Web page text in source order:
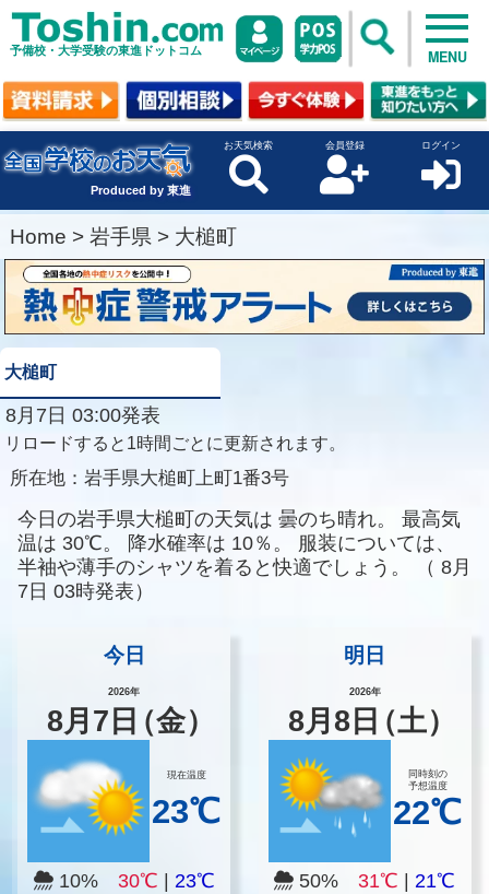
予備校・大学受験の東進ドットコム MENU
Produced by 東進
お天気検索 会員登録 ログイン
Home > 岩手県 > 大槌町
大槌町
8月7日 03:00発表
リロードすると1時間ごとに更新されます。
所在地： 岩手県大槌町上町1番3号
今日の岩手県大槌町の天気は 曇のち晴れ。
最高気
温は 30℃。 降水確率は 10％。
服装については、
半袖や薄手のシャツを着ると快適でしょう。
（ 8月
7日 03時発表）
今日
2026年
8月 7 日（金）
現在温度
23℃
10% 30℃ 23℃
明日
2026年
8月8 日（土）
同時刻の
予想温度
22℃
50%31℃ |21℃